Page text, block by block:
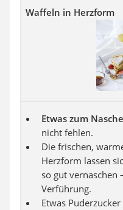
Waffeln in Herzform
Etwas zum
nicht fehlen.
Die frischen,
Herzform lassen
so gut vernaschen
Verführung.
Etwas